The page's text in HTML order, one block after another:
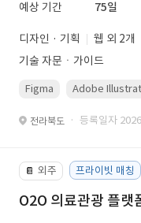
예상 기간
75일
디자인 · 기획
웹 외 2개
기술 자문ㆍ가이드
Figma Adobe
전라북도 · 등록일자
📔 외주 프라이빗 매칭
O2O 의료관광 플랫